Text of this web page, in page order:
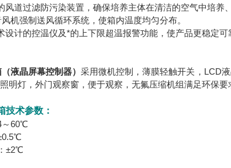
过滤防污染装置，确保培养主体在清洁的空气中培养、
强制送风循环系统，使箱内温度均匀分布。
的控温仪及*的上下限超温报警功能，使产品更稳定可
液晶屏幕控制器）采用微机控制，薄膜轻触开关，LCD
明灯，外门观察窗，便于观察，无氟压缩机组满足环保要
技术参数：
60℃
±2℃